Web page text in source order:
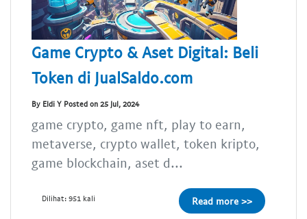
Game Crypto & Aset Digital: Beli
Token di JualSaldo.com
By Eldi Y Posted on 25 Jul, 2024
game crypto, game nft, play to earn,
metaverse, crypto wallet, token kripto,
game blockchain, aset d...
Dilihat: 951 kali Read more >>